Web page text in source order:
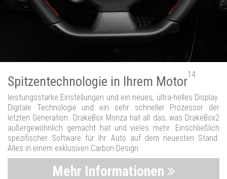
Spitzentechnologie in Ihrem Motor14
leistungsstarke Einstellungen und ein neues, ultra-helles Display.
Digitale Technologie und ein sehr schneller Prozessor der
letzten Generation. DrakeBox Monza hat all das, was DrakeBox2
außergewöhnlich gemacht hat und vieles mehr. Einschließlich
spezifischer Software für Ihr Auto auf dem neuesten Stand.
Alles in einem exklusiven Carbon-Design.
Mehr Informationen